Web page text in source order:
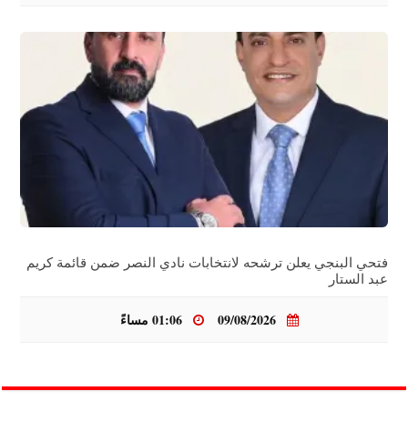
فتحي البنجي يعلن ترشحه لانتخابات نادي النصر ضمن قائمة كريم
عبد الستار